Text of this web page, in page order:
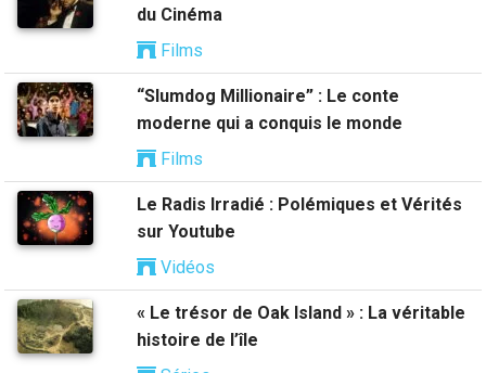
du Cinéma
Films
“Slumdog Millionaire” : Le conte
moderne qui a conquis le monde
Films
Le Radis Irradié : Polémiques et Vérités
sur Youtube
Vidéos
« Le trésor de Oak Island » : La véritable
histoire de l’île